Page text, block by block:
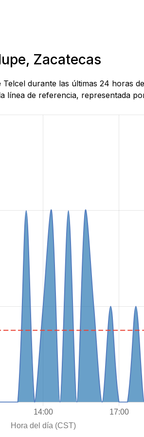
Zacatecas
durante las últimas 24 horas
línea de referencia, representada